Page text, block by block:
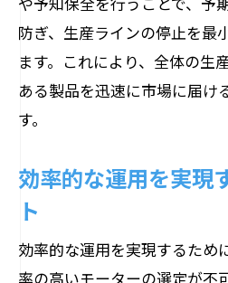
防ぎ、生産ラインの停止を最
ます。これにより、全体の生
ある製品を迅速に市場に届け
す。
効率的な運用を実現
ト
効率的な運用を実現するため
率の高いモーターの選定が不